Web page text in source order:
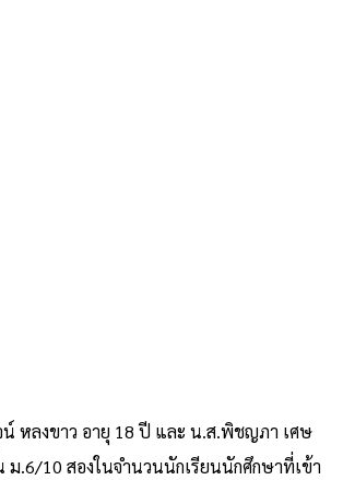
หลงขาว อายุ 18 ปี และ น.ส.พิชญภา เศษ
ม.6/10 สองในจำนวนนักเรียนนักศึกษาที่เข้า